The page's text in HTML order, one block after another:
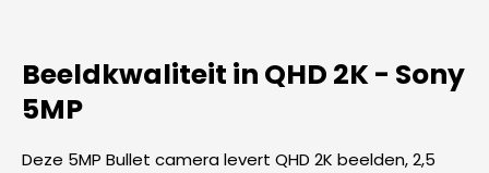
Beeldkwaliteit in QHD 2K - Sony
5MP
Deze 5MP Bullet camera levert QHD 2K beelden, 2,5